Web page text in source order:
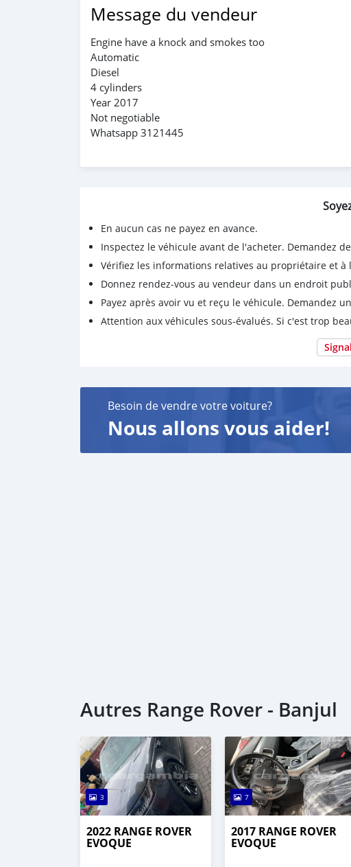
Message du vendeur
Engine have a knock and smokes too
Automatic
Diesel
4 cylinders
Year 2017
Not negotiable
Whatsapp 3121445
En aucun cas ne payez en avance.
Inspectez le véhicule avant de l'acheter. Demandez
Vérifiez les informations relatives au propriétaire et
Donnez rendez-vous au vendeur dans un endroit
Payez après avoir vu et reçu le véhicule. Demandez
Attention aux véhicules sous-évalués. Si c'est trop
Besoin de vendre votre voiture?
Nous allons vous aider!
Autres Range Rover - Banjul
3
2022 RANGE ROVER
EVOQUE
7
2017 RANGE ROVER
EVOQUE